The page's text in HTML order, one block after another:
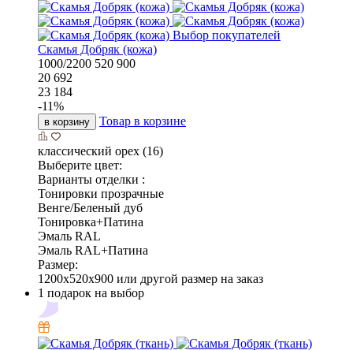
Выбор покупателей
Скамья Добряк (кожа)
1000/2200 520 900
20 692
23 184
-11%
в корзину Товар в корзине
классический орех (16)
Выберите цвет:
Варианты отделки :
Тонировки прозрачные
Венге/Беленый дуб
Тонировка+Патина
Эмаль RAL
Эмаль RAL+Патина
Размер:
1200x520x900 или другой размер на заказ
1 подарок на выбор